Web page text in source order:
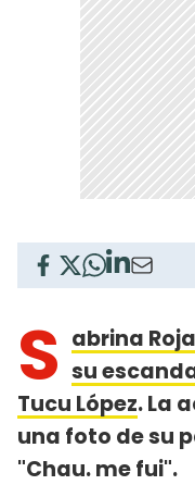
S abrina
su
Tucu López. La
una foto de su
"Chau. me fui".